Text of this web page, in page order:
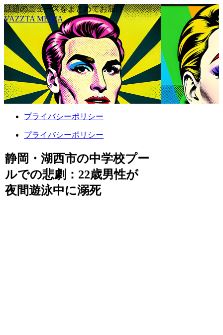
話題のニュースをまとめてお届け
VAZZTA MEDIA
プライバシーポリシー
プライバシーポリシー
静岡・湖西市の中学校プー
ルでの悲劇：22歳男性が
夜間遊泳中に溺死